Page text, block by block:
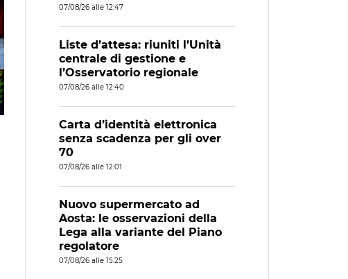
07/08/26 alle 12:47
Liste d’attesa: riuniti l’Unità
centrale di gestione e
l’Osservatorio regionale
07/08/26 alle 12:40
Carta d’identità elettronica
senza scadenza per gli over
70
07/08/26 alle 12:01
Nuovo supermercato ad
Aosta: le osservazioni della
Lega alla variante del Piano
regolatore
07/08/26 alle 15:25